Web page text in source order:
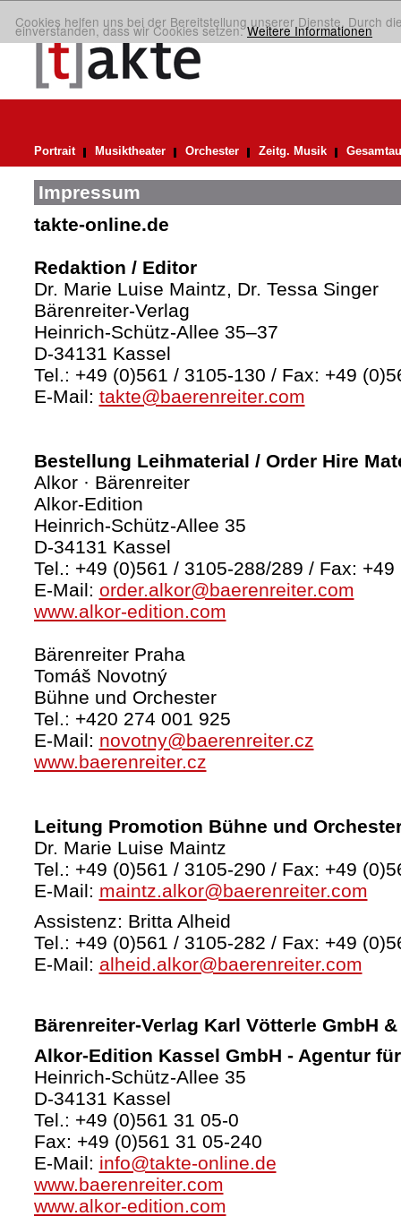
Cookies helfen uns bei der Bereitstellung unserer Dienste. Durch
einverstanden, dass wir Cookies setzen.Weitere Informationen
Portrait Musiktheater Orchester Zeitg. Musik
Impressum
takte-online.de
Redaktion / Editor
Dr. Marie Luise Maintz, Dr. Tessa Singer
Bärenreiter-Verlag
Heinrich-Schütz-Allee 35–37
D-34131 Kassel
Tel.: +49 (0)561 / 3105-130 / Fax: +49
E-Mail: takte@baerenreiter.com
Bestellung Leihmaterial / Order Hire
Alkor · Bärenreiter
Alkor-Edition
Heinrich-Schütz-Allee 35
D-34131 Kassel
Tel.: +49 (0)561 / 3105-288/289 / Fax:
E-Mail: order.alkor@baerenreiter.com
www.alkor-edition.com
Bärenreiter Praha
Tomáš Novotný
Bühne und Orchester
Tel.: +420 274 001 925
E-Mail: novotny@baerenreiter.cz
www.baerenreiter.cz
Leitung Promotion Bühne und
Dr. Marie Luise Maintz
Tel.: +49 (0)561 / 3105-290 / Fax: +49
E-Mail: maintz.alkor@baerenreiter.com
Assistenz: Britta Alheid
Tel.: +49 (0)561 / 3105-282 / Fax: +49
E-Mail: alheid.alkor@baerenreiter.com
Bärenreiter-Verlag Karl Vötterle GmbH &
Alkor-Edition Kassel GmbH - Agentur
Heinrich-Schütz-Allee 35
D-34131 Kassel
Tel.: +49 (0)561 31 05-0
Fax: +49 (0)561 31 05-240
E-Mail: info@takte-online.de
www.baerenreiter.com
www.alkor-edition.com